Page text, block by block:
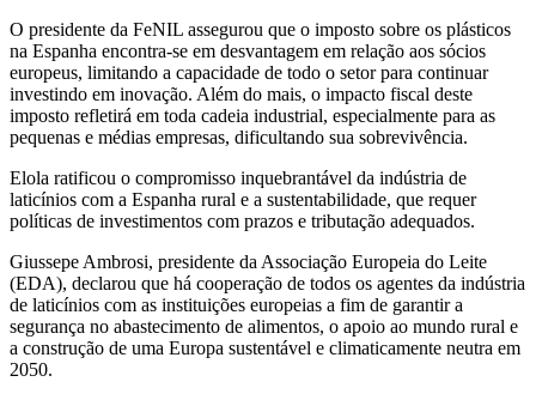
O presidente da FeNIL assegurou que o imposto sobre os plásticos
na Espanha encontra-se em desvantagem em relação aos sócios
europeus, limitando a capacidade de todo o setor para continuar
investindo em inovação. Além do mais, o impacto fiscal deste
imposto refletirá em toda cadeia industrial, especialmente para as
pequenas e médias empresas, dificultando sua sobrevivência.
Elola ratificou o compromisso inquebrantável da indústria de
laticínios com a Espanha rural e a sustentabilidade, que requer
políticas de investimentos com prazos e tributação adequados.
Giussepe Ambrosi, presidente da Associação Europeia do Leite
(EDA), declarou que há cooperação de todos os agentes da indústria
de laticínios com as instituições europeias a fim de garantir a
segurança no abastecimento de alimentos, o apoio ao mundo rural e
a construção de uma Europa sustentável e climaticamente neutra em
2050.